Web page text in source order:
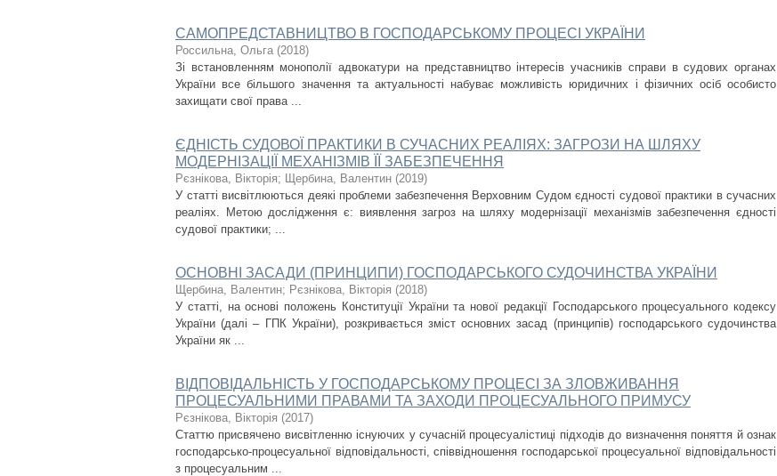
САМОПРЕДСТАВНИЦТВО В ГОСПОДАРСЬКОМУ ПРОЦЕСІ УКРАЇНИ
Россильна, Ольга (2018)
Зі встановленням монополії адвокатури на представництво інтересів учасників справи в судових органах
України все більшого значення та актуальності набуває можливість юридичних і фізичних осіб особисто
захищати свої права ...
ЄДНІСТЬ СУДОВОЇ ПРАКТИКИ В СУЧАСНИХ РЕАЛІЯХ: ЗАГРОЗИ НА ШЛЯХУ
МОДЕРНІЗАЦІЇ МЕХАНІЗМІВ ЇЇ ЗАБЕЗПЕЧЕННЯ
Рєзнікова, Вікторія; Щербина, Валентин (2019)
У статті висвітлюються деякі проблеми забезпечення Верховним Судом єдності судової практики в сучасних
реаліях. Метою дослідження є: виявлення загроз на шляху модернізації механізмів забезпечення єдності
судової практики; ...
ОСНОВНІ ЗАСАДИ (ПРИНЦИПИ) ГОСПОДАРСЬКОГО СУДОЧИНСТВА УКРАЇНИ
Щербина, Валентин; Рєзнікова, Вікторія (2018)
У статті, на основі положень Конституції України та нової редакції Господарського процесуального кодексу
України (далі – ГПК України), розкривається зміст основних засад (принципів) господарського судочинства
України як ...
ВІДПОВІДАЛЬНІСТЬ У ГОСПОДАРСЬКОМУ ПРОЦЕСІ ЗА ЗЛОВЖИВАННЯ
ПРОЦЕСУАЛЬНИМИ ПРАВАМИ ТА ЗАХОДИ ПРОЦЕСУАЛЬНОГО ПРИМУСУ
Рєзнікова, Вікторія (2017)
Статтю присвячено висвітленню існуючих у сучасній процесуалістиці підходів до визначення поняття й ознак
господарсько-процесуальної відповідальності, співвідношення господарської процесуальної відповідальності
з процесуальним ...